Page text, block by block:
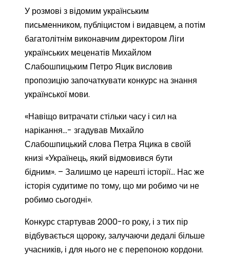
У розмові з відомим українським
письменником, публіцистом і видавцем, а потім
багатолітнім виконавчим директором Ліги
українських меценатів Михайлом
Слабошпицьким Петро Яцик висловив
пропозицію започаткувати конкурс на знання
української мови.
«Навіщо витрачати стільки часу і сил на
нарікання…- згадував Михайло
Слабошпицький слова Петра Яцика в своїй
книзі «Українець, який відмовився бути
бідним». – Залишмо це нарешті історії… Нас же
історія судитиме по тому, що ми робимо чи не
робимо сьогодні».
Конкурс стартував 2000-го року, і з тих пір
відбувається щороку, залучаючи дедалі більше
учасників, і для нього не є перепоною кордони.